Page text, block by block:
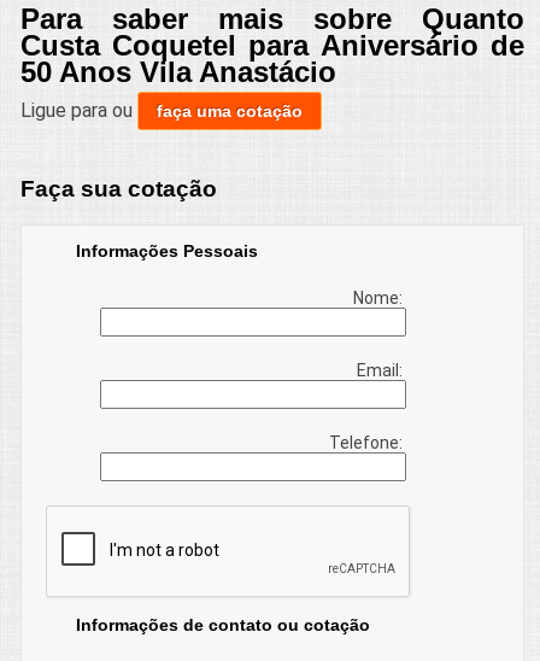
Para saber mais sobre Quanto
Custa Coquetel para Aniversário de
50 Anos Vila Anastácio
Ligue paraou faça uma cotação
Faça sua cotação
Informações Pessoais
Nome:
Email:
Telefone:
Informações de contato ou cotação